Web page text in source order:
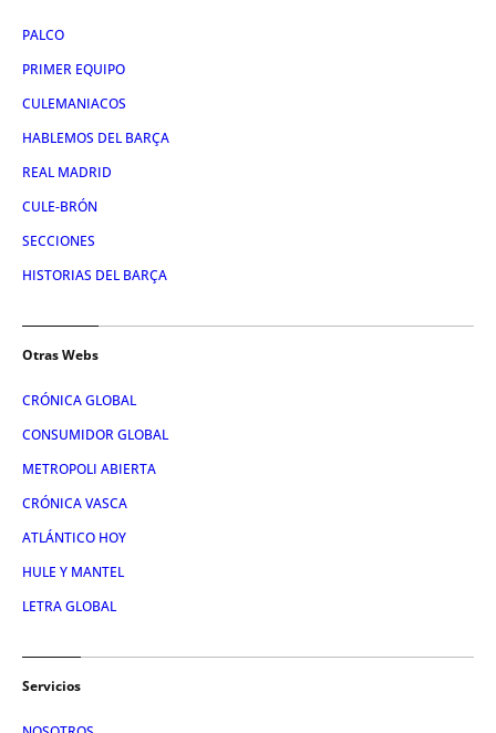
PALCO
PRIMER EQUIPO
CULEMANIACOS
HABLEMOS DEL BARÇA
REAL MADRID
CULE-BRÓN
SECCIONES
HISTORIAS DEL BARÇA
Otras Webs
CRÓNICA GLOBAL
CONSUMIDOR GLOBAL
METROPOLI ABIERTA
CRÓNICA VASCA
ATLÁNTICO HOY
HULE Y MANTEL
LETRA GLOBAL
Servicios